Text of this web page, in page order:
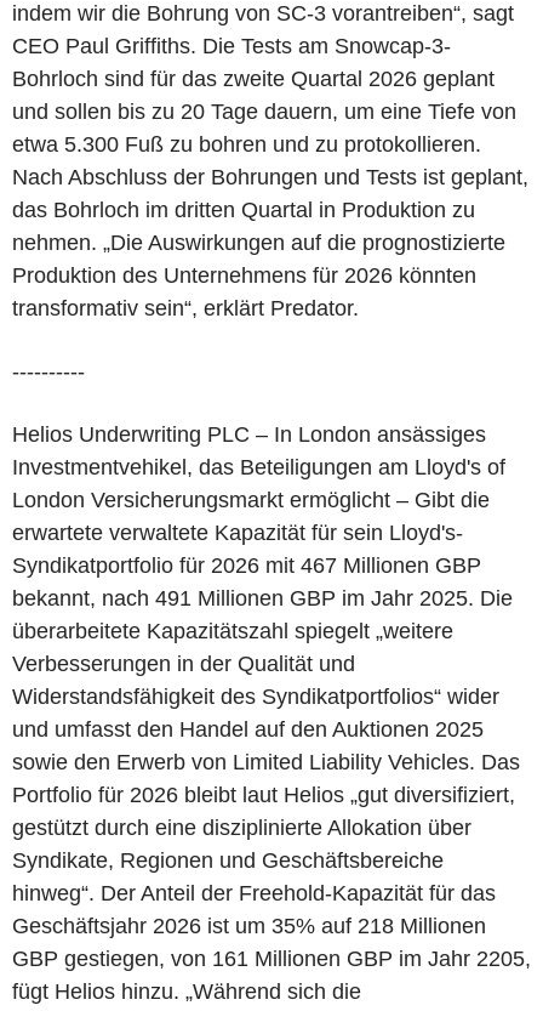
indem wir die Bohrung von SC-3 vorantreiben“, sagt
CEO Paul Griffiths. Die Tests am Snowcap-3-
Bohrloch sind für das zweite Quartal 2026 geplant
und sollen bis zu 20 Tage dauern, um eine Tiefe von
etwa 5.300 Fuß zu bohren und zu protokollieren.
Nach Abschluss der Bohrungen und Tests ist geplant,
das Bohrloch im dritten Quartal in Produktion zu
nehmen. „Die Auswirkungen auf die prognostizierte
Produktion des Unternehmens für 2026 könnten
transformativ sein“, erklärt Predator.
----------
Helios Underwriting PLC – In London ansässiges
Investmentvehikel, das Beteiligungen am Lloyd's of
London Versicherungsmarkt ermöglicht – Gibt die
erwartete verwaltete Kapazität für sein Lloyd's-
Syndikatportfolio für 2026 mit 467 Millionen GBP
bekannt, nach 491 Millionen GBP im Jahr 2025. Die
überarbeitete Kapazitätszahl spiegelt „weitere
Verbesserungen in der Qualität und
Widerstandsfähigkeit des Syndikatportfolios“ wider
und umfasst den Handel auf den Auktionen 2025
sowie den Erwerb von Limited Liability Vehicles. Das
Portfolio für 2026 bleibt laut Helios „gut diversifiziert,
gestützt durch eine disziplinierte Allokation über
Syndikate, Regionen und Geschäftsbereiche
hinweg“. Der Anteil der Freehold-Kapazität für das
Geschäftsjahr 2026 ist um 35% auf 218 Millionen
GBP gestiegen, von 161 Millionen GBP im Jahr 2205,
fügt Helios hinzu. „Während sich die